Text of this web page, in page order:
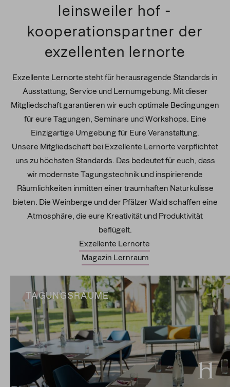
leinsweiler hof -
kooperationspartner der
exzellenten lernorte
Exzellente Lernorte steht für herausragende Standards in
Ausstattung, Service und Lernumgebung. Mit dieser
Mitgliedschaft garantieren wir euch optimale Bedingungen
für eure Tagungen, Seminare und Workshops. Eine
Einzigartige Umgebung für Eure Veranstaltung.
Unsere Mitgliedschaft bei Exzellente Lernorte verpflichtet
uns zu höchsten Standards. Das bedeutet für euch, dass
wir modernste Tagungstechnik und inspirierende
Räumlichkeiten inmitten einer traumhaften Naturkulisse
bieten. Die Weinberge und der Pfälzer Wald schaffen eine
Atmosphäre, die eure Kreativität und Produktivität
beflügelt.
Exzellente Lernorte
Magazin Lernraum
TAGUNGSRÄUME